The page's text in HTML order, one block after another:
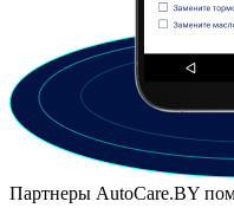
Партнеры AutoCare.BY